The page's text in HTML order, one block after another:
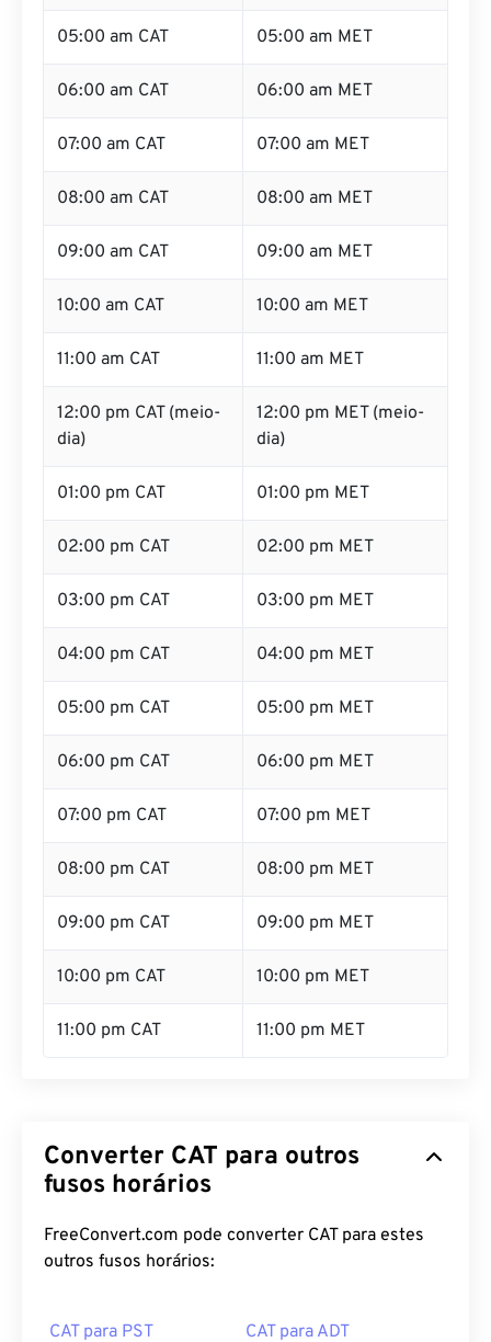
05:00 am CAT 05:00 am MET
06:00 am CAT 06:00 am MET
07:00 am CAT 07:00 am MET
08:00 am CAT 08:00 am MET
09:00 am CAT 09:00 am MET
10:00 am CAT 10:00 am MET
11:00 am CAT 11:00 am MET
12:00 pm CAT (meio-
dia)
12:00 pm MET (meio-
dia)
01:00 pm CAT 01:00 pm MET
02:00 pm CAT 02:00 pm MET
03:00 pm CAT 03:00 pm MET
04:00 pm CAT 04:00 pm MET
05:00 pm CAT 05:00 pm MET
06:00 pm CAT 06:00 pm MET
07:00 pm CAT 07:00 pm MET
08:00 pm CAT 08:00 pm MET
09:00 pm CAT 09:00 pm MET
10:00 pm CAT 10:00 pm MET
11:00 pm CAT 11:00 pm MET
Converter CAT para outros
fusos horários
FreeConvert.com pode converter CAT para estes
outros fusos horários:
CAT para PST CAT para ADT